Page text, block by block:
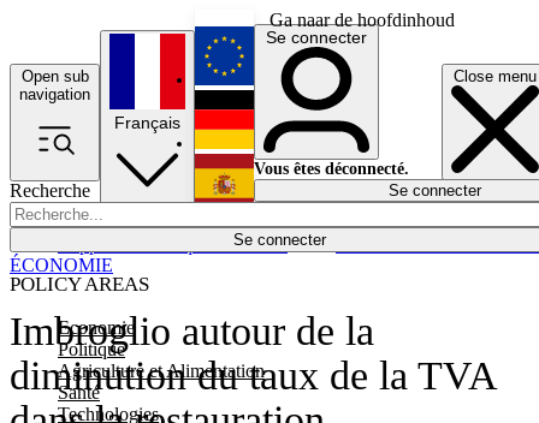
Ga naar de hoofdinhoud
Open sub
navigation
Close menu
Recherche
Se connecter
POLICY AREAS
Economie
Politique
Agriculture et Alimentation
Santé
Technologies
Économie
Français
English
Deutsch
Español
Se connecter
Vous êtes déconnecté.
Se connecter
Imbroglio autour de la
diminution du taux de la TVA
ÉCONOMIE